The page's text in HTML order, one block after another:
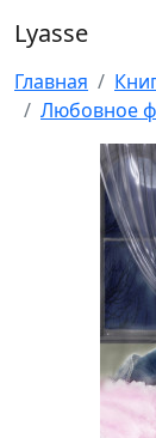
Lyasse
Главная
Любовное